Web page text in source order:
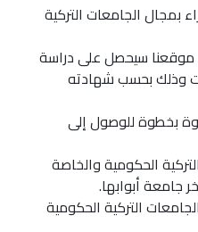
بمجال الجامعات التركية
موقعنا سيحصل على دراسة
وذلك بحسب شهادته
بخطوة للوصول إلى
الحكومية والخاصة
جامعة أبوابها.
التركية الحكومية